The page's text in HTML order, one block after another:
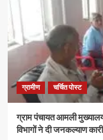
ग्रामीण चर्चित पोस्ट
ग्राम पंचायत आमली
विभागों ने दी जनकल्याण